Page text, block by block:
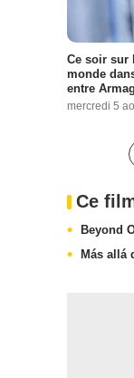
Ce soir sur
monde
entre
mercredi 5
Ce
Beyond
Más allá